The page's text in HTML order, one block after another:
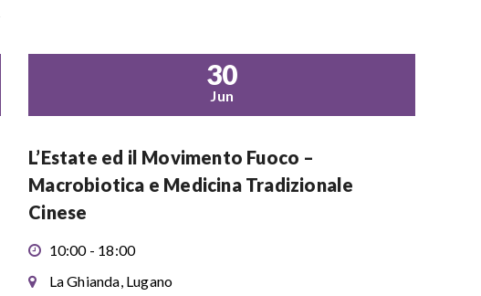
30
Jun
L’Estate ed il Movimento Fuoco –
Macrobiotica e Medicina Tradizionale
Cinese
10:00 - 18:00
La Ghianda, Lugano